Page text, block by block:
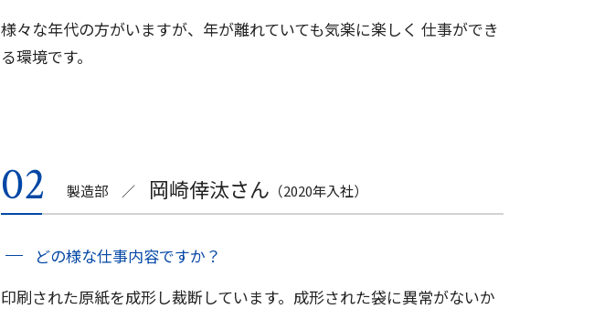
様々な年代の方がいますが、年が離れていても気楽に楽しく 仕事ができ
る環境です。
製造部 岡崎倖汰さん （2020年入社）
どの様な仕事内容ですか？
印刷された原紙を成形し裁断しています。成形された袋に異常がないか